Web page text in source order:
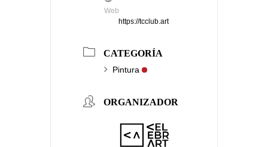
Web
https://tcclub.art
CATEGORÍA
Pintura
ORGANIZADOR